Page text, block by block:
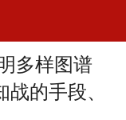
多样图谱
的手段、